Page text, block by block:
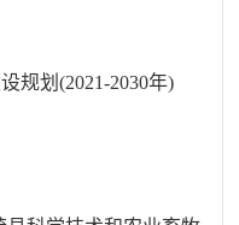
规划(2021-2030年)